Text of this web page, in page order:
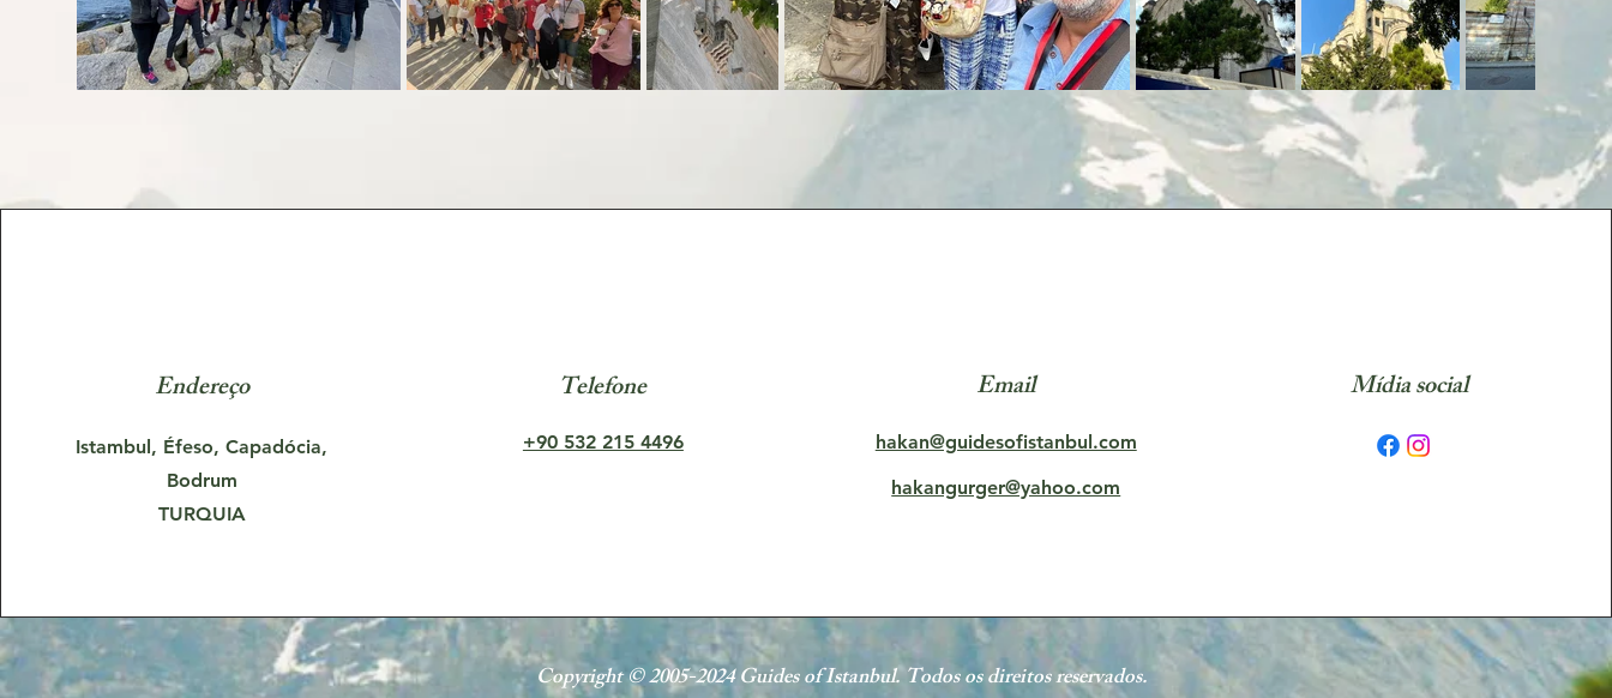
Endereço
Istambul, Éfeso, Capadócia,
Bodrum
TURQUIA
Telefone
+90 532 215 4496
Email
hakan@guidesofistanbul.com
hakangurger@yahoo.com
Mídia social
Copyright © 2005-2024 Guides of Istanbul. Todos os direitos reservados.